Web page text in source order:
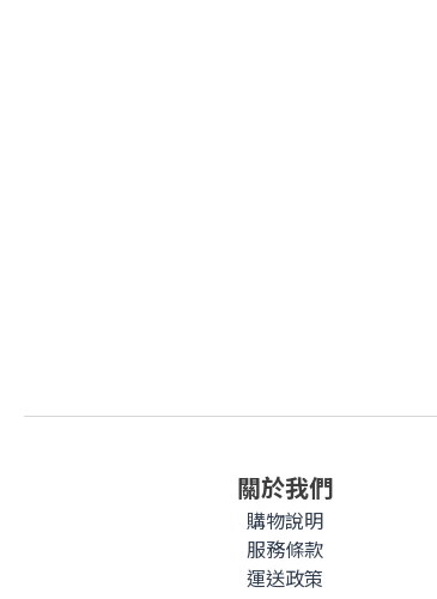
關於我們
購物說明
服務條款
運送政策